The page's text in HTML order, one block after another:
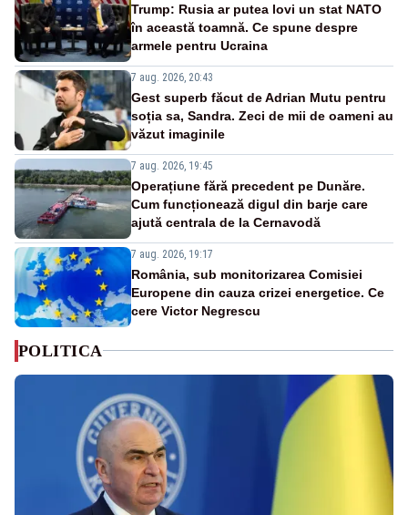
Trump: Rusia ar putea lovi un stat NATO
în această toamnă. Ce spune despre
armele pentru Ucraina
7 aug. 2026, 20:43
Gest superb făcut de Adrian Mutu pentru
soția sa, Sandra. Zeci de mii de oameni au
văzut imaginile
7 aug. 2026, 19:45
Operațiune fără precedent pe Dunăre.
Cum funcționează digul din barje care
ajută centrala de la Cernavodă
7 aug. 2026, 19:17
România, sub monitorizarea Comisiei
Europene din cauza crizei energetice. Ce
cere Victor Negrescu
POLITICA